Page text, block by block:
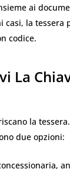
ai
casi, la tessera
codice.
La
la
due opzioni: